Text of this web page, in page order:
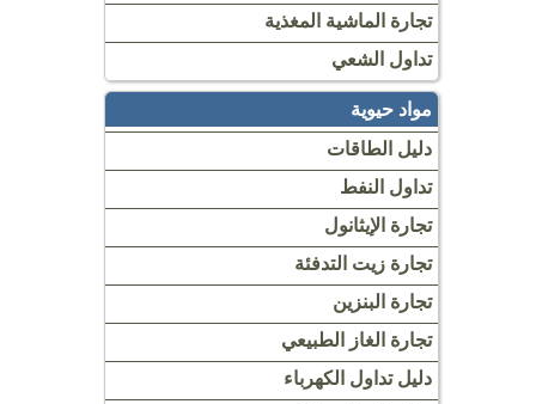
تجارة الماشية المغذية
تداول الشعي
مواد حيوية
دليل الطاقات
تداول النفط
تجارة الإيثانول
تجارة زيت التدفئة
تجارة البنزين
تجارة الغاز الطبيعي
دليل تداول الكهرباء